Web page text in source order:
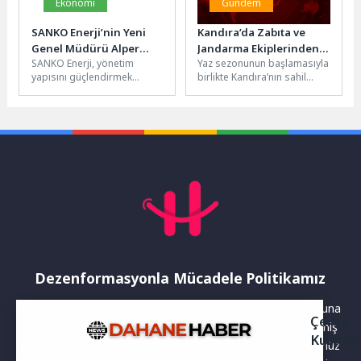
Ekonomi
SANKO Enerji’nin Yeni
Genel Müdürü Alper
Çelebi Oldu
SANKO Enerji, yönetim
yapısını güçlendirmek
Gündem
Kandıra’da Zabıta ve
Jandarma Ekiplerinden
Karavan ve Çadırlara Sıkı
Denetim
Yaz sezonunun başlamasıyla
birlikte Kandıra’nın sahil
Kandıra...
Dezenformasyonla Mücadele Politikamız
Yayınlanan haberler doğruluk ilkesi gözetilerek hazırlanır. Buna
rağmen bazı içeriklerde eksik, hatalı veya güncelliğini yitirmiş
bilgiler bulunabilir.Yanlış veya yanıltıcı olduğunu düşündüğünüz
Çerez